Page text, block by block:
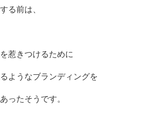
る前は、
惹きつけるために
ようなブランディングを
ったそうです。